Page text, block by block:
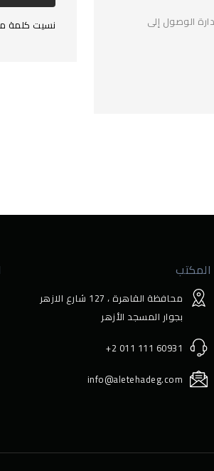
نسيت كلمة
الوصول إلى
المكتب
محافظة القاهرة ، 127 ﺷﺎرع اﻻزﻫﺮ
ﺑﺠﻮار اﻟﻤﺴﺠﺪ اﻷزﻫﺮ
+2 011 111 60931
info@aletehadeg.com